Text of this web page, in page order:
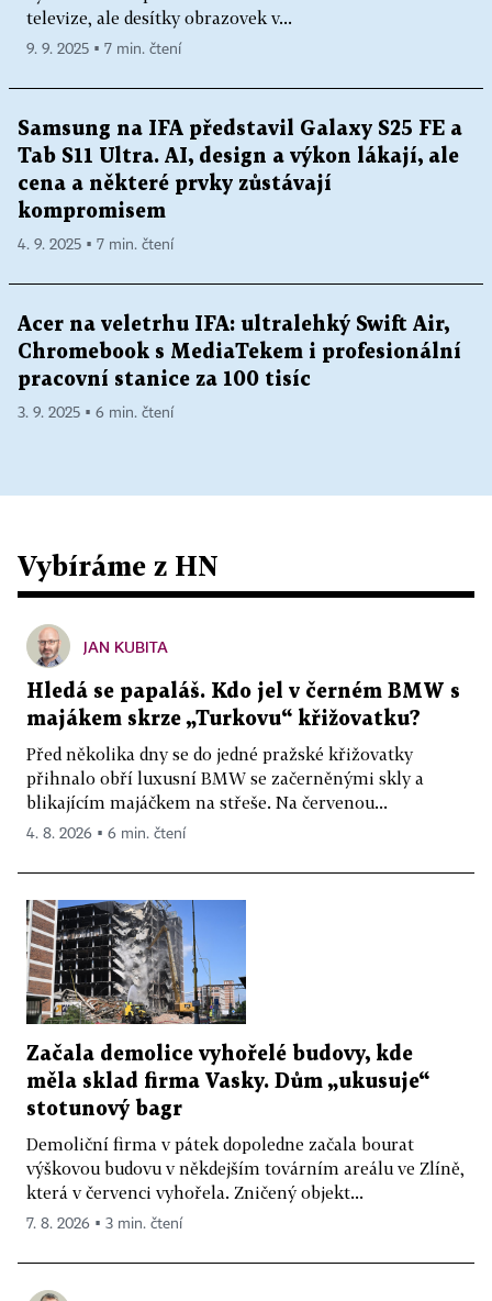
televize, ale desítky obrazovek v...
9. 9. 2025 ▪ 7 min. čtení
Samsung na IFA představil Galaxy S25 FE a
Tab S11 Ultra. AI, design a výkon lákají, ale
cena a některé prvky zůstávají
kompromisem
4. 9. 2025 ▪ 7 min. čtení
Acer na veletrhu IFA: ultralehký Swift Air,
Chromebook s MediaTekem i profesionální
pracovní stanice za 100 tisíc
3. 9. 2025 ▪ 6 min. čtení
Vybíráme z HN
JAN KUBITA
Hledá se papaláš. Kdo jel v černém BMW s
majákem skrze „Turkovu“ křižovatku?
Před několika dny se do jedné pražské křižovatky
přihnalo obří luxusní BMW se začerněnými skly a
blikajícím majáčkem na střeše. Na červenou...
4. 8. 2026 ▪ 6 min. čtení
Začala demolice vyhořelé budovy, kde
měla sklad firma Vasky. Dům „ukusuje“
stotunový bagr
Demoliční firma v pátek dopoledne začala bourat
výškovou budovu v někdejším továrním areálu ve Zlíně,
která v červenci vyhořela. Zničený objekt...
7. 8. 2026 ▪ 3 min. čtení